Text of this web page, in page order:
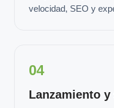
velocidad, SEO y
04
Lanzamiento